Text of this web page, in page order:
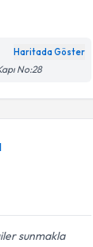
Haritada Göster
No:28
sunmakla